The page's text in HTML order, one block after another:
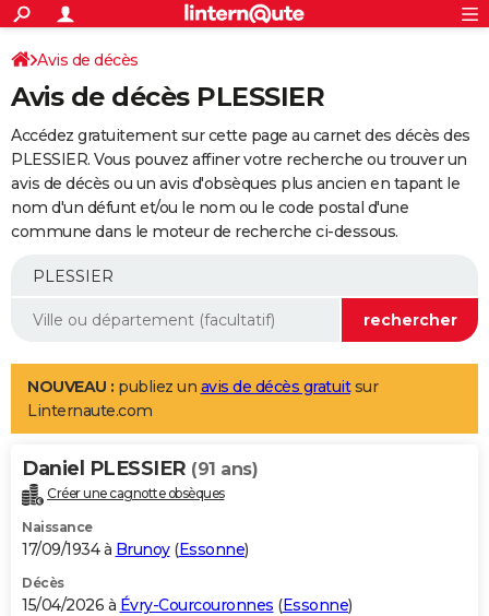
ACTUALITÉS
Politique
Société
Faits Divers
Education
Monde
Villes
+
SPORT
Coupe du monde 2026
Football
Tennis
Cyclisme
Rugby
Forum
Programme TV
TNT
Streaming
Cinéma
Sorties cinéma
Musique
+
FINANCE
Retraite
Epargne
Immobilier
Risques naturels par ville
Banque
Assurance
AUTO
Essais
Réserver un essai
Citadines
Berlines
SUV
Forum auto
+
Mobiles
Meilleur smartphone
Internet
Ordinateurs
Jeux vidéo
Guide high-tech
Aménagement intérieur
LIFESTYLE
Art de vivre
Bien-être
Loisirs
Mode
Modes de vie
Alimentation
Guide de la santé
Maladies
Médicaments
Sommeil
VOYAGE
Destinations
City break
Voyage nature
Voyage de noces
Forum
Climat
+PHOTO
GUIDES D'ACHAT
BONS PLANS
Avis de décès
Avis de décès PLESSIER
Accédez gratuitement sur cette page au carnet des décès des
PLESSIER. Vous pouvez affiner votre recherche ou trouver un
avis de décès ou un avis d'obsèques plus ancien en tapant le
nom d'un défunt et/ou le nom ou le code postal d'une
commune dans le moteur de recherche ci-dessous.
NOUVEAU : publiez un avis de décès gratuitsur
Linternaute.com
Daniel PLESSIER (91 ans)
Créer une cagnotte obsèques
Naissance
17/09/1934 à Brunoy(Essonne)
Décès
15/04/2026 à Évry-Courcouronnes (Essonne)